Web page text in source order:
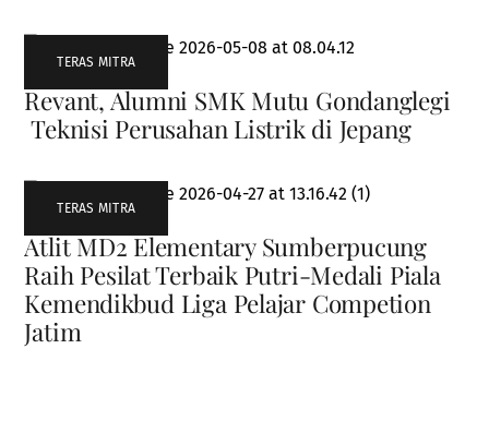
TERAS MITRA
Revant, Alumni SMK Mutu Gondanglegi
Teknisi Perusahan Listrik di Jepang
TERAS MITRA
Atlit MD2 Elementary Sumberpucung
Raih Pesilat Terbaik Putri-Medali Piala
Kemendikbud Liga Pelajar Competion
Jatim